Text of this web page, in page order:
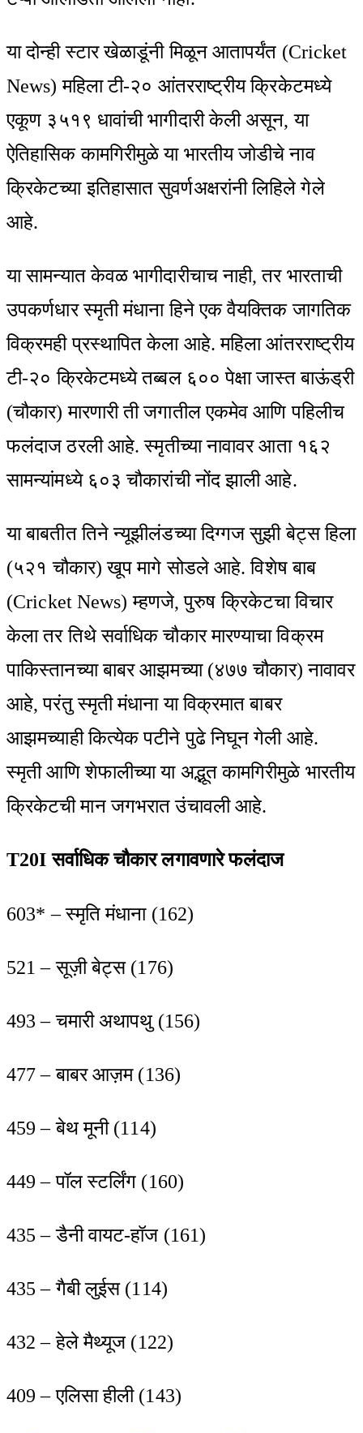
या दोन्ही स्टार खेळाडूंनी मिळून आतापर्यंत (Cricket
News) महिला टी-२० आंतरराष्ट्रीय क्रिकेटमध्ये
एकूण ३५१९ धावांची भागीदारी केली असून, या
ऐतिहासिक कामगिरीमुळे या भारतीय जोडीचे नाव
क्रिकेटच्या इतिहासात सुवर्णअक्षरांनी लिहिले गेले
आहे.
या सामन्यात केवळ भागीदारीचाच नाही, तर भारताची
उपकर्णधार स्मृती मंधाना हिने एक वैयक्तिक जागतिक
विक्रमही प्रस्थापित केला आहे. महिला आंतरराष्ट्रीय
टी-२० क्रिकेटमध्ये तब्बल ६०० पेक्षा जास्त बाऊंड्री
(चौकार) मारणारी ती जगातील एकमेव आणि पहिलीच
फलंदाज ठरली आहे. स्मृतीच्या नावावर आता १६२
सामन्यांमध्ये ६०३ चौकारांची नोंद झाली आहे.
या बाबतीत तिने न्यूझीलंडच्या दिग्गज सुझी बेट्स हिला
(५२१ चौकार) खूप मागे सोडले आहे. विशेष बाब
(Cricket News) म्हणजे, पुरुष क्रिकेटचा विचार
केला तर तिथे सर्वाधिक चौकार मारण्याचा विक्रम
पाकिस्तानच्या बाबर आझमच्या (४७७ चौकार) नावावर
आहे, परंतु स्मृती मंधाना या विक्रमात बाबर
आझमच्याही कित्येक पटीने पुढे निघून गेली आहे.
स्मृती आणि शेफालीच्या या अद्भूत कामगिरीमुळे भारतीय
क्रिकेटची मान जगभरात उंचावली आहे.
T20Iसर्वाधिक चौकार लगावणारे फलंदाज
603* – स्मृति मंधाना (162)
521 – सूज़ी बेट्स (176)
493 – चमारी अथापथु (156)
477 – बाबर आज़म (136)
459 – बेथ मूनी (114)
449 – पॉल स्टर्लिंग (160)
435 – डैनी वायट-हॉज (161)
435 – गैबी लुईस (114)
432 – हेले मैथ्यूज (122)
409 – एलिसा हीली (143)